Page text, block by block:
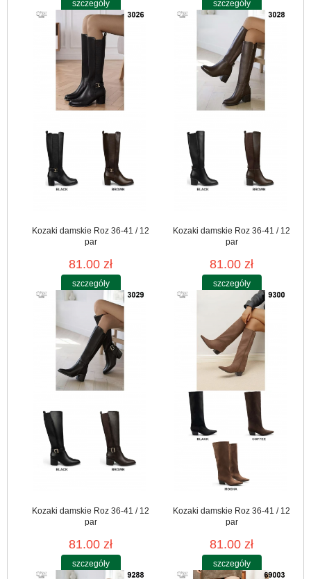
szczegóły szczegóły
Kozaki damskie Roz 36-41 / 12
par
81.00 zł
szczegóły
Kozaki damskie Roz 36-41 / 12
par
81.00 zł
szczegóły
Kozaki damskie Roz 36-41 / 12
par
81.00 zł
szczegóły
Kozaki damskie Roz 36-41 / 12
par
81.00 zł
szczegóły